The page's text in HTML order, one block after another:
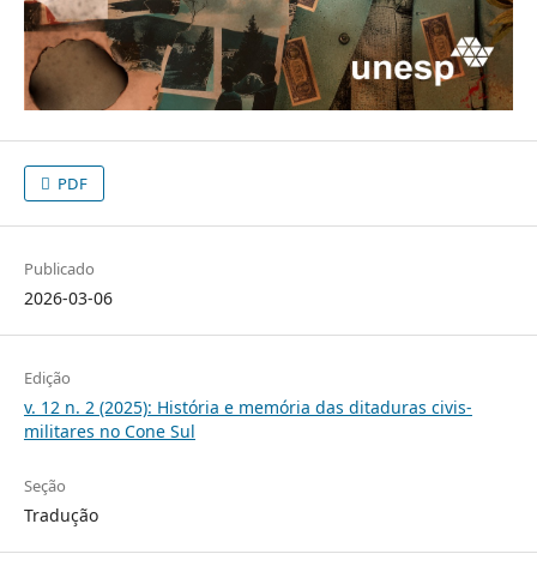
PDF
Publicado
2026-03-06
Edição
v. 12 n. 2 (2025): História e memória das ditaduras civis-
militares no Cone Sul
Seção
Tradução